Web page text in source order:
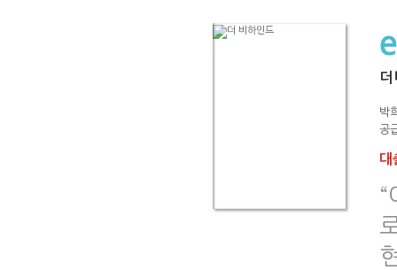
더
박
공
대